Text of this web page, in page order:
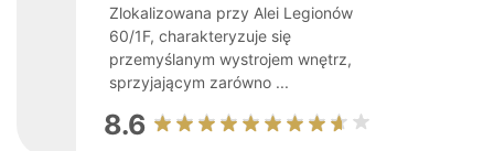
Zlokalizowana przy Alei Legionów
60/1F, charakteryzuje się
przemyślanym wystrojem wnętrz,
sprzyjającym zarówno ...
8.6